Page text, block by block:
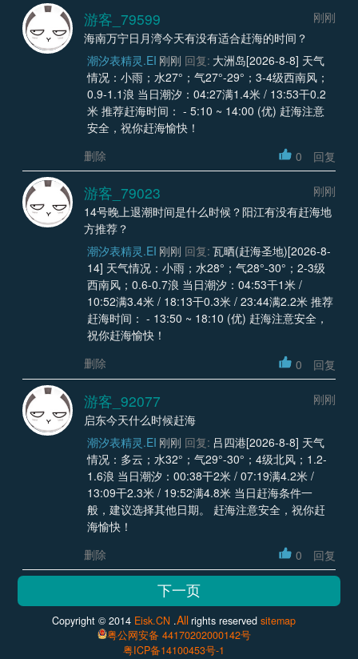
游客_79599
刚刚
海南万宁日月湾今天有没有适合赶海的时间？
潮汐表精灵.EI 刚刚 回复: 大洲岛[2026-8-8] 天气
情况：小雨；水27°；气27°-29°；3-4级西南风；
0.9-1.1浪 当日潮汐：04:27满1.4米 / 13:53干0.2
米 推荐赶海时间： - 5:10 ~ 14:00 (优) 赶海注意
安全，祝你赶海愉快！
删除
0 回复
游客_79023
刚刚
14号晚上退潮时间是什么时候？阳江有没有赶海地
方推荐？
潮汐表精灵.EI 刚刚 回复: 瓦晒(赶海圣地)[2026-8-
14] 天气情况：小雨；水28°；气28°-30°；2-3级
西南风；0.6-0.7浪 当日潮汐：04:53干1米 /
10:52满3.4米 / 18:13干0.3米 / 23:44满2.2米 推荐
赶海时间： - 13:50 ~ 18:10 (优) 赶海注意安全，
祝你赶海愉快！
删除
0 回复
游客_92077
刚刚
启东今天什么时候赶海
潮汐表精灵.EI 刚刚 回复: 吕四港[2026-8-8] 天气
情况：多云；水32°；气29°-30°；4级北风；1.2-
1.6浪 当日潮汐：00:38干2米 / 07:19满4.2米 /
13:09干2.3米 / 19:52满4.8米 当日赶海条件一
般，建议选择其他日期。 赶海注意安全，祝你赶
海愉快！
删除
0 回复
Copyright © 2014 Eisk.CN .Allrights reservedsitemap
粤公网安备 44170202000142号
粤ICP备14100453号-1